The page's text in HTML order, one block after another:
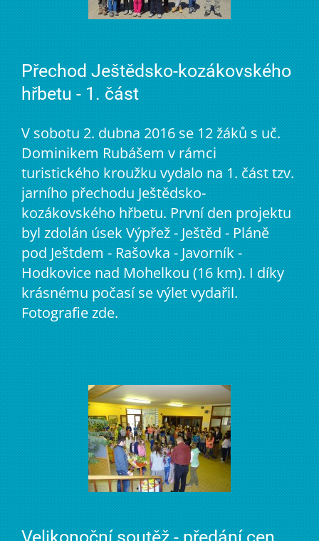
Přechod Ještědsko-kozákovského
hřbetu - 1. část
V sobotu 2. dubna 2016 se 12 žáků s uč.
Dominikem Rubášem v rámci
turistického kroužku vydalo na 1. část tzv.
jarního přechodu Ještědsko-
kozákovského hřbetu. První den projektu
byl zdolán úsek Výpřež - Ještěd - Pláně
pod Ještdem - Rašovka - Javorník -
Hodkovice nad Mohelkou (16 km). I díky
krásnému počasí se výlet vydařil.
Fotografie zde.